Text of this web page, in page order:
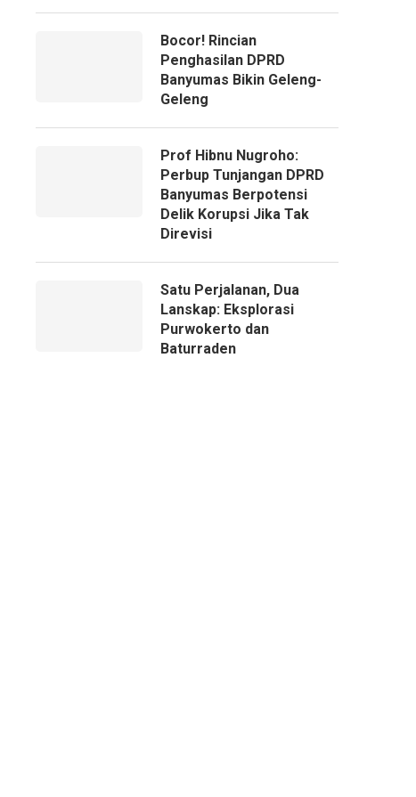
Bocor! Rincian
Penghasilan DPRD
Banyumas Bikin Geleng-
Geleng
Prof Hibnu Nugroho:
Perbup Tunjangan DPRD
Banyumas Berpotensi
Delik Korupsi Jika Tak
Direvisi
Satu Perjalanan, Dua
Lanskap: Eksplorasi
Purwokerto dan
Baturraden